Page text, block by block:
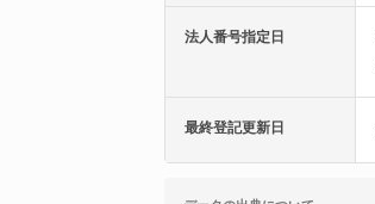
法人番号指定日
最終登記更新日